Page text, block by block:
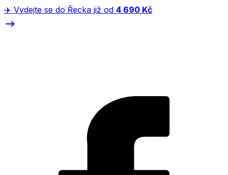
✈️ Vydejte se do Řecka již od 4 690 Kč